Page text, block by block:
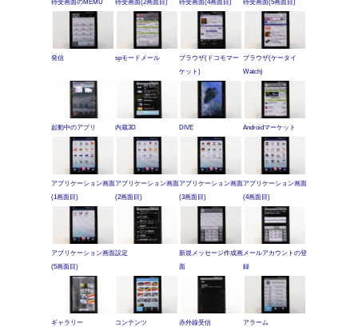
待受画面のMEMU 待受画面(2画面目) 待受画面(4画面目) 待受画面(5画面目)
発信 spモードメール
ブラウザ(ドコモマー
ケット)
ブラウザ(ケータイ
Watch)
起動中のアプリ 内蔵3D DIVE Androidマーケット
アプリケーション画面
(1画面目)
アプリケーション画面
(2画面目)
アプリケーション画面
(3画面目)
アプリケーション画面
(4画面目)
アプリケーション画面
(5画面目)
設定
新規メッセージ作成画
面
メールアカウントの登
録
ギャラリー コンテンツ 赤外線受信 アラーム